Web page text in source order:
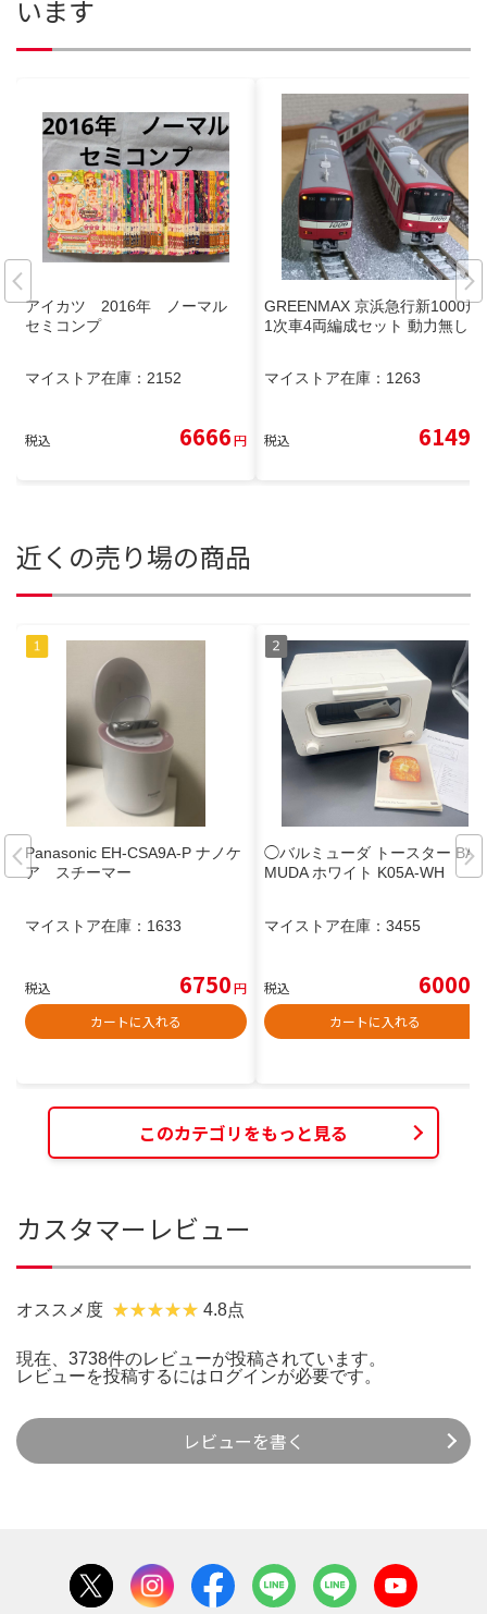
います
アイカツ 2016年 ノーマル
セミコンプ
マイストア在庫： 2152
税込 6666円
GREENMAX 京浜急行新1000形
1次車4両編成セット 動力無し
マイストア在庫： 1263
税込 6149
近くの売り場の商品
Panasonic EH-CSA9A-P ナノケ
ア スチーマー
マイストア在庫： 1633
税込 6750円
カートに入れる
◯バルミューダ トースター BAL
MUDA ホワイト K05A-WH
マイストア在庫： 3455
税込 6000
カートに入れる
このカテゴリをもっと見る
カスタマーレビュー
オススメ度 4.8点
現在、3738件のレビューが投稿されています。
レビューを投稿するには ログインが必要です。
レビューを書く